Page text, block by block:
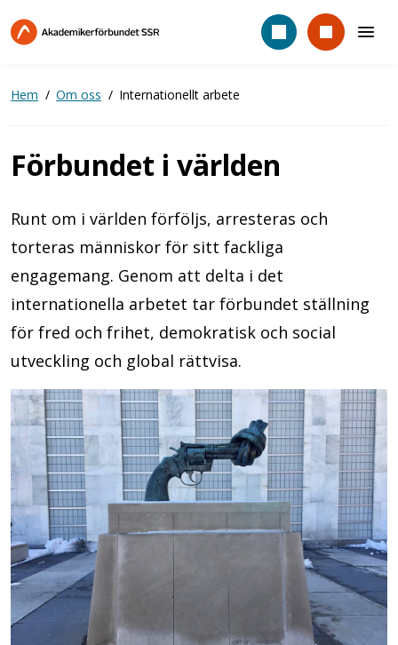
till
Hem Om oss Internationellt arbete
Förbundet i världen
Runt om i världen förföljs, arresteras och
torteras människor för sitt fackliga
engagemang. Genom att delta i det
internationella arbetet tar förbundet ställning
för fred och frihet, demokratisk och social
utveckling och global rättvisa.